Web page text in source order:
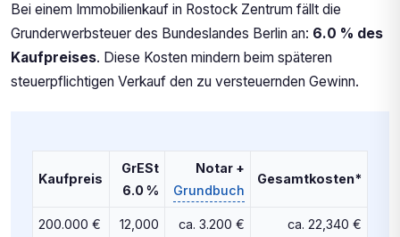
Bei einem Immobilienkauf in Rostock Zentrum fällt die
Grunderwerbsteuer des Bundeslandes Berlin an: 6.0 % des
Kaufpreises. Diese Kosten mindern beim späteren
steuerpflichtigen Verkauf den zu versteuernden Gewinn.
Kaufpreis
GrESt
6.0 %
Notar +
Grundbuch
Gesamtkosten*
200.000 €
12,000
ca. 3.200 € ca. 22,340 €